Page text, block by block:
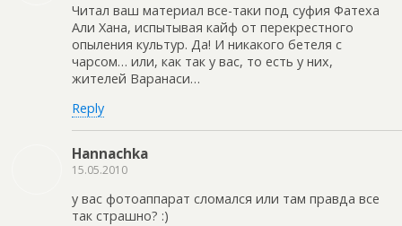
Читал ваш материал все-таки под суфия Фатеха
Али Хана, испытывая кайф от перекрестного
опыления культур. Да! И никакого бетеля с
чарсом… или, как так у вас, то есть у них,
жителей Варанаси…
Reply
Hannachka
15.05.2010
у вас фотоаппарат сломался или там правда все
так страшно? :)